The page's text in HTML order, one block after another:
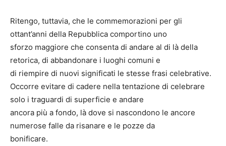
Ritengo, tuttavia, che le commemorazioni per gli
ottant’anni della Repubblica comportino uno
sforzo maggiore che consenta di andare al di là della
retorica, di abbandonare i luoghi comuni e
di riempire di nuovi significati le stesse frasi celebrative.
Occorre evitare di cadere nella tentazione di celebrare
solo i traguardi di superficie e andare
ancora più a fondo, là dove si nascondono le ancore
numerose falle da risanare e le pozze da
bonificare.